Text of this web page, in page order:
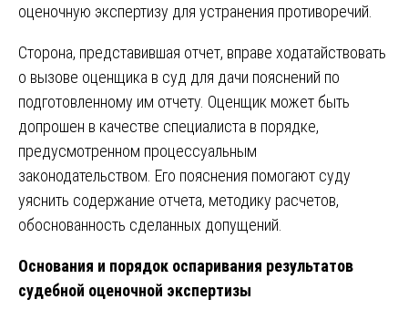
оценочную экспертизу для устранения противоречий.
Сторона, представившая отчет, вправе ходатайствовать
о вызове оценщика в суд для дачи пояснений по
подготовленному им отчету. Оценщик может быть
допрошен в качестве специалиста в порядке,
предусмотренном процессуальным
законодательством. Его пояснения помогают суду
уяснить содержание отчета, методику расчетов,
обоснованность сделанных допущений.
Основания и порядок оспаривания результатов
судебной оценочной экспертизы